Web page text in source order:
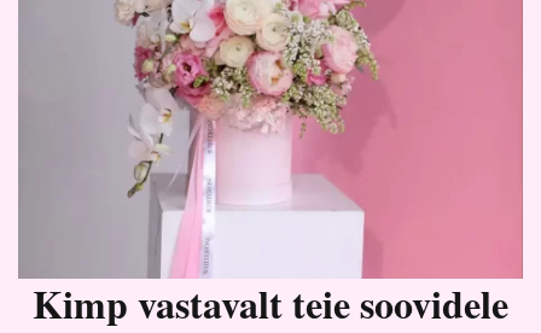
Kimp vastavalt teie soovidele